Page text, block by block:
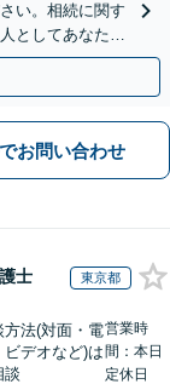
い。相続に関す
としてあなたの
お問い合わせ
士 東京都
方法(対面・電
ビデオなど)は
談
営業時
間：本日
定休日